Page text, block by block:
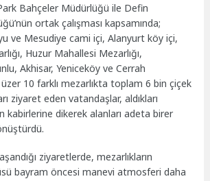
Bahçeler Müdürlüğü ile Defin
ortak çalışması kapsamında;
ve Mesudiye cami içi, Alanyurt köy içi,
Huzur Mahallesi Mezarlığı,
Akhisar, Yeniceköy ve Cerrah
üzer 10 farklı mezarlıkta toplam 6 bin çiçek
ziyaret eden vatandaşlar, aldıkları
kabirlerine dikerek alanları adeta birer
ziyaretlerde, mezarlıkların
bayram öncesi manevi atmosferi daha